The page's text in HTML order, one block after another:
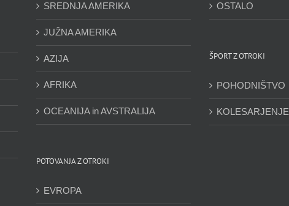
SREDNJA AMERIKA
JUŽNA AMERIKA
AZIJA
AFRIKA
OCEANIJA in AVSTRALIJA
POTOVANJA Z OTROKI
EVROPA
OSTALO
ŠPORT Z OTROKI
POHODNIŠTVO
KOLESARJENJE